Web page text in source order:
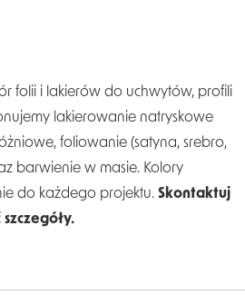
folii i lakierów do uchwytów, profili
lakierowanie natryskowe
foliowanie (satyna, srebro,
barwienie w masie. Kolory
do każdego projektu. Skontaktuj